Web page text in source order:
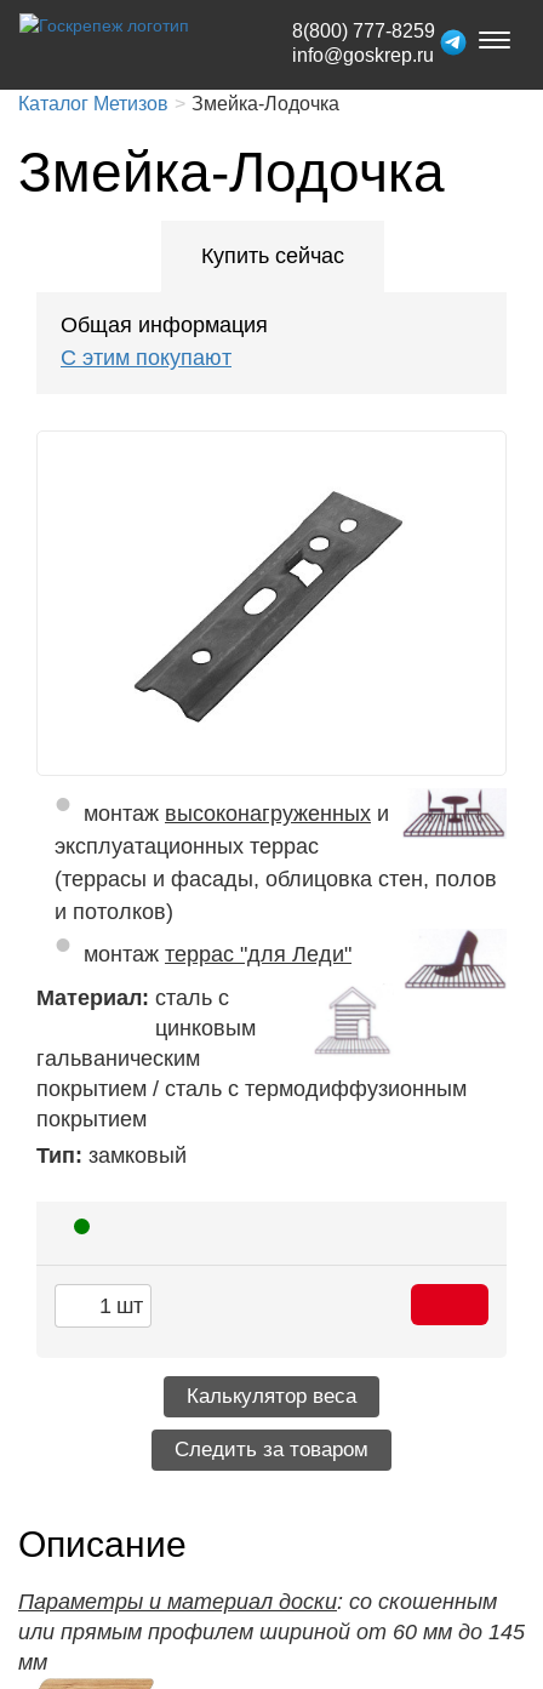
Toggle
8(800) 777-8259
info@goskrep.ru
Каталог Метизов Змейка-Лодочка
Змейка-Лодочка
Купить сейчас
Общая информация
С этим покупают
монтаж высоконагруженных и
эксплуатационных террас
(террасы и фасады, облицовка стен, полов
и потолков)
монтаж террас "для Леди"
Материал: сталь с
цинковым
гальваническим
покрытием / сталь с термодиффузионным
покрытием
Тип: замковый
шт
Калькулятор веса
Следить за товаром
Описание
Параметры и материал доски: со скошенным
или прямым профилем шириной от 60 мм до 145
мм